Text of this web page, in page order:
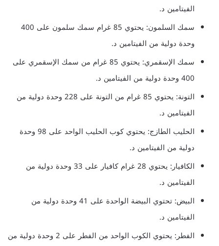
الفيتامين د.
سمك السلمون: يحتوي 85 غرام سمك سلمون على 400
وحدة دولية من الفيتامين د.
سمك الإسقمري: يحتوي 85 غرام من سمك الإسقمري على
400 وحدة دولية من الفيتامين د.
التونة: يحتوي 85 غرام من التونة على 228 وحدة دولية من
الفيتامين د.
الحليب الطازج: يحتوي كوب الحليب الواحد على 98 وحدة
دولية من الفيتامين د.
الكافيار: يحتوي 28 غرام كافيار على 33 وحدة دولية من
الفيتامين د.
البيض: تحتوي البيضة الواحدة على 41 وحدة دولية من
الفيتامين د.
الفطر: يحتوي الكوب الواحد من الفطر على 2 وحدة دولية من